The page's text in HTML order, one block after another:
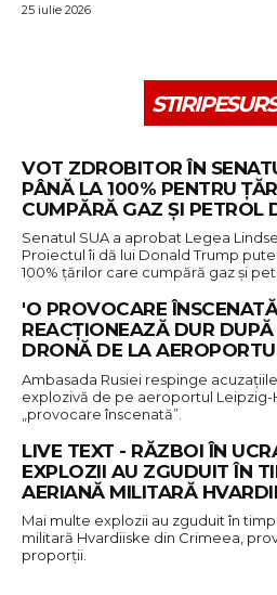
25 iulie 2026
VOT ZDROBITOR ÎN
PÂNĂ LA 100% PENTRU
CUMPĂRĂ GAZ ȘI PETROL
Senatul SUA a aprobat Legea
Proiectul îi dă lui Donald Trump
100% țărilor care cumpără gaz și
'O PROVOCARE
REACȚIONEAZĂ DUR
DRONĂ DE LA
Ambasada Rusiei respinge
explozivă de pe aeroportul
„provocare înscenată”.
LIVE TEXT - RĂZBOI ÎN
EXPLOZII AU ZGUDUIT ÎN
AERIANĂ MILITARĂ
Mai multe explozii au zguduit în
militară Hvardiiske din Crimeea,
proporții.